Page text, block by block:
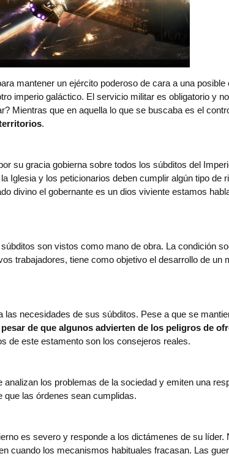
mantener un ejército poderoso de cara a una
imperio galáctico. El servicio militar es obligatorio y
Mientras que en aquella lo que se buscaba es el
.
su gracia gobierna sobre todos los súbditos del
Iglesia y los peticionarios deben cumplir algún tipo de
divino el gobernante es un dios viviente estamos
son vistos como mano de obra. La condición
trabajadores, tiene como objetivo el desarrollo de un
necesidades de sus súbditos. Pese a que se
de que algunos advierten de los peligros de
de este estamento son los consejeros reales.
analizan los problemas de la sociedad y emiten una
que las órdenes sean cumplidas.
es severo y responde a los dictámenes de su
cuando los mecanismos habituales fracasan. Las